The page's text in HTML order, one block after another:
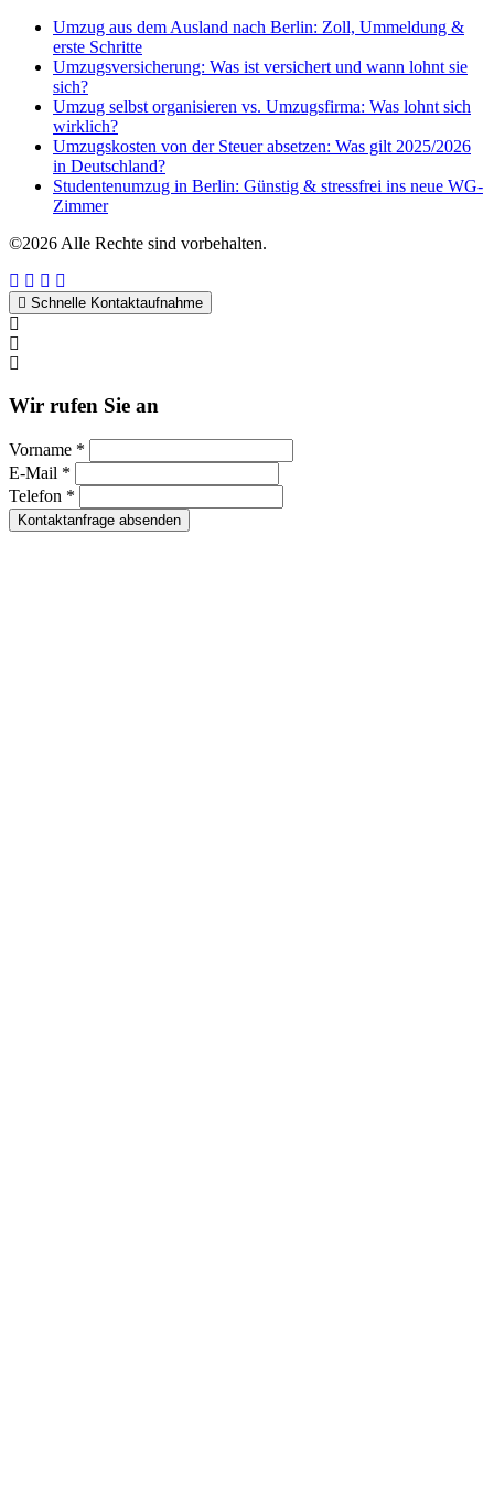
Umzug aus dem Ausland nach Berlin: Zoll, Ummeldung &
erste Schritte
Umzugsversicherung: Was ist versichert und wann lohnt sie
sich?
Umzug selbst organisieren vs. Umzugsfirma: Was lohnt sich
wirklich?
Umzugskosten von der Steuer absetzen: Was gilt 2025/2026
in Deutschland?
Studentenumzug in Berlin: Günstig & stressfrei ins neue WG-
Zimmer
©2026 Alle Rechte sind vorbehalten.
Schnelle Kontaktaufnahme
Wir rufen Sie an
Vorname *
E-Mail *
Telefon *